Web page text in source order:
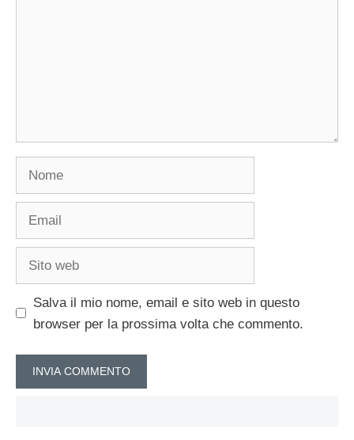
Salva il mio nome, email e sito web in questo
browser per la prossima volta che commento.